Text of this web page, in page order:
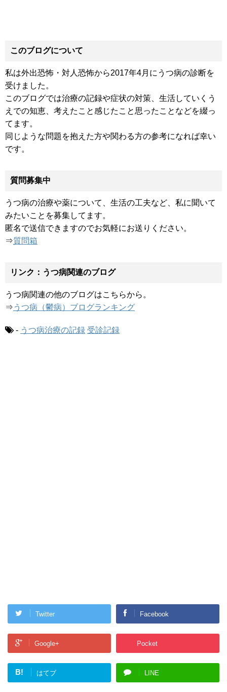
このブログについて
私は外出恐怖・対人恐怖から2017年4月にうつ病の診断を
受けました。
このブログでは治療の記録や症状の対策、生活していくう
えでの知恵、考えたこと感じたこと思ったことなどを綴っ
てます。
同じような問題を抱えた方や関わる方の参考になれば幸い
です。
質問募集中
うつ病の治療や薬について、生活の工夫など、私に聞いて
みたいことを募集してます。
匿名で送信できますのでお気軽にお送りください。
⇒質問箱
リンク：うつ病関連のブログ
うつ病関連の他のブログはこちらから。
⇒ うつ病（鬱病）ブログランキング
- うつ病治療の記録 受診記録
Twitter Facebook
Google+ Pocket
B! はてブ LINE